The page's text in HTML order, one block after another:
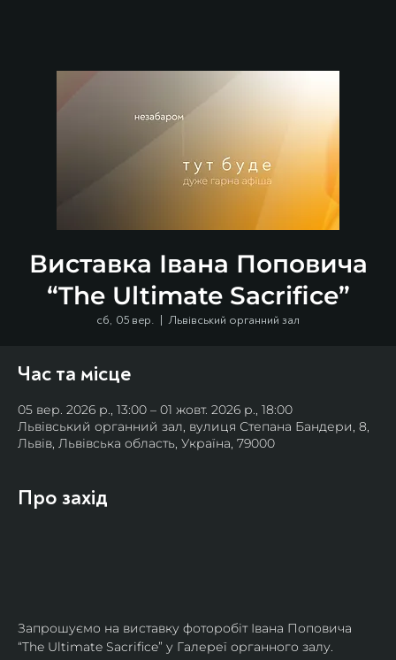
Виставка Івана Поповича
“The Ultimate Sacrifice”
сб, 05 вер.
  |
Львівський органний зал
Час та місце
05 вер. 2026 р., 13:00 – 01 жовт. 2026 р., 18:00
Львівський органний зал, вулиця Степана Бандери, 8,
Львів, Львівська область, Україна, 79000
Про захід
Запрошуємо на виставку фоторобіт Івана Поповича
“The Ultimate Sacrifice” у Галереї органного залу.